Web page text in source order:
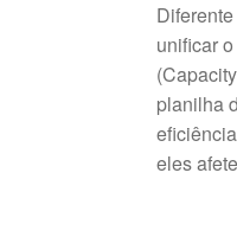
unificar
planilha
eles